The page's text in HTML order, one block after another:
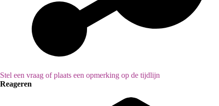
Stel een vraag of plaats een opmerking op de tijdlijn
Reageren